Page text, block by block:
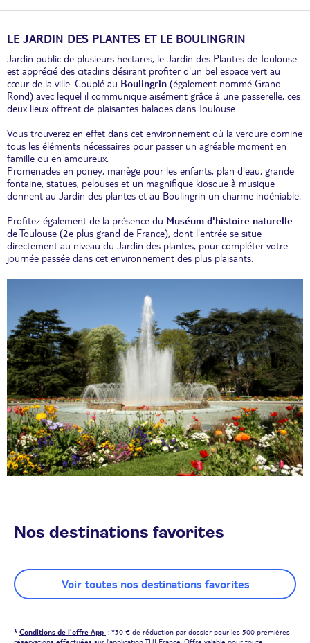
LE JARDIN DES PLANTES ET LE BOULINGRIN
Jardin public de plusieurs hectares, le Jardin des Plantes de Toulouse
est apprécié des citadins désirant profiter d'un bel espace vert au
cœur de la ville. Couplé au Boulingrin (également nommé Grand
Rond) avec lequel il communique aisément grâce à une passerelle, ces
deux lieux offrent de plaisantes balades dans Toulouse.
Vous trouverez en effet dans cet environnement où la verdure domine
tous les éléments nécessaires pour passer un agréable moment en
famille ou en amoureux.
Promenades en poney, manège pour les enfants, plan d'eau, grande
fontaine, statues, pelouses et un magnifique kiosque à musique
donnent au Jardin des plantes et au Boulingrin un charme indéniable.
Profitez également de la présence du Muséum d'histoire naturelle
de Toulouse (2e plus grand de France), dont l'entrée se situe
directement au niveau du Jardin des plantes, pour compléter votre
journée passée dans cet environnement des plus plaisants.
Nos destinations favorites
Voir toutes nos destinations favorites
* Conditions de l'offre App : *30 € de réduction par dossier pour les 500 premières